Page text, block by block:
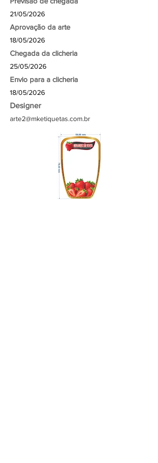
21/05/2026
Aprovação da arte
18/05/2026
Chegada da clicheria
25/05/2026
Envio para a clicheria
18/05/2026
Designer
arte2@mketiquetas.com.br